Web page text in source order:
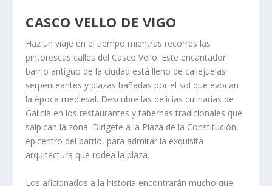
CASCO VELLO DE VIGO
Haz un viaje en el tiempo mientras recorres las
pintorescas calles del Casco Vello. Este encantador
barrio antiguo de la ciudad está lleno de callejuelas
serpenteantes y plazas bañadas por el sol que evocan
la época medieval. Descubre las delicias culinarias de
Galicia en los restaurantes y tabernas tradicionales que
salpican la zona. Dirígete a la Plaza de la Constitución,
epicentro del barrio, para admirar la exquisita
arquitectura que rodea la plaza.
Los aficionados a la historia encontrarán mucho que